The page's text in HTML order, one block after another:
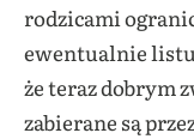
rodzicami
ewentualnie
że teraz dobrym
zabierane są